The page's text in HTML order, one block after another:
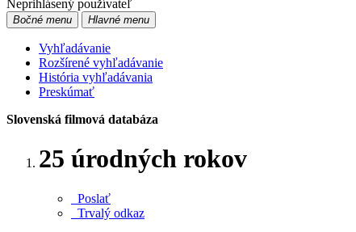
Neprihlásený používateľ
Bočné menu Hlavné menu
Vyhľadávanie
Rozšírené vyhľadávanie
História vyhľadávania
Preskúmať
Slovenská filmová databáza
25 úrodných rokov
Poslať
Trvalý odkaz